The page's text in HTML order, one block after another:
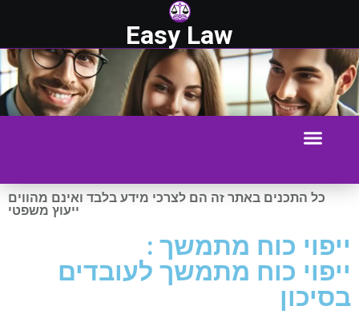
Easy Law
כל התכנים באתר זה הם לצרכי מידע בלבד ואינם מהווים
ייעוץ משפטי
ייפוי כוח מתמשך :
ייפוי כוח מתמשך לעובדים
בסיכון